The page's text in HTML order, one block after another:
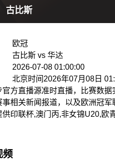
古比斯
欧冠
古比斯 vs 华达
2026-07-08 01:00:00
北京时间2026年07月08日
方直播源准时直播，比赛数
事相关新闻报道，以及欧洲冠
印联杯,澳门丙,非女锦U20,欧
频